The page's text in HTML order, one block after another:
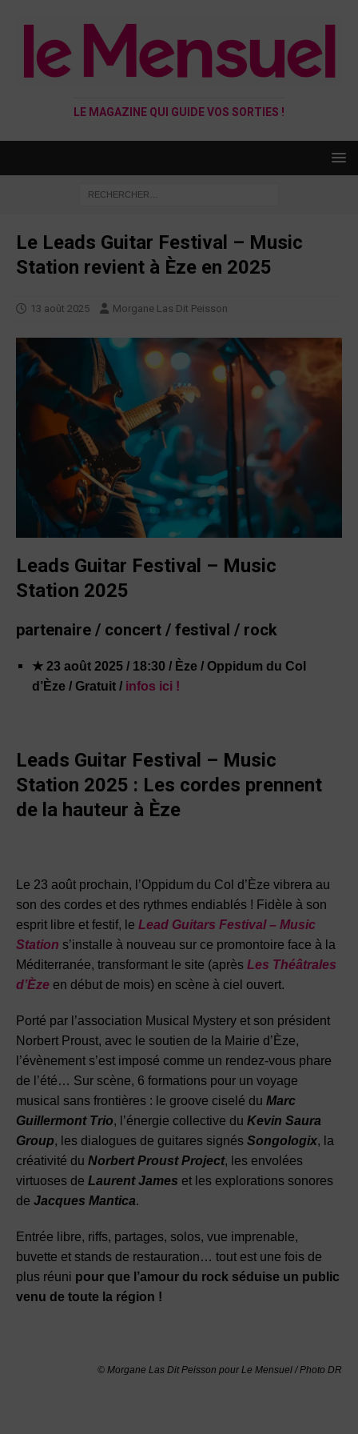
LE MAGAZINE QUI GUIDE VOS SORTIES !
Le Leads Guitar Festival – Music
Station revient à Èze en 2025
13 août 2025 Morgane Las Dit Peisson
Leads Guitar Festival – Music
Station 2025
partenaire / concert / festival / rock
★ 23 août 2025 / 18:30 / Èze / Oppidum du Col
d’Èze / Gratuit / infos ici !
Leads Guitar Festival – Music
Station 2025 : Les cordes prennent
de la hauteur à Èze
Le 23 août prochain, l’Oppidum du Col d’Èze vibrera au
son des cordes et des rythmes endiablés ! Fidèle à son
esprit libre et festif, le Lead Guitars Festival – Music
Station s’installe à nouveau sur ce promontoire face à la
Méditerranée, transformant le site (après Les Théâtrales
d’Èze en début de mois) en scène à ciel ouvert.
Porté par l’association Musical Mystery et son président
Norbert Proust, avec le soutien de la Mairie d’Èze,
l’évènement s’est imposé comme un rendez-vous phare
de l’été… Sur scène, 6 formations pour un voyage
musical sans frontières : le groove ciselé du Marc
Guillermont Trio, l’énergie collective du Kevin Saura
Group, les dialogues de guitares signés Songologix, la
créativité du Norbert Proust Project, les envolées
virtuoses de Laurent James et les explorations sonores
de Jacques Mantica.
Entrée libre, riffs, partages, solos, vue imprenable,
buvette et stands de restauration… tout est une fois de
plus réuni pour que l’amour du rock séduise un public
venu de toute la région !
© Morgane Las Dit Peisson pour Le Mensuel /Photo DR